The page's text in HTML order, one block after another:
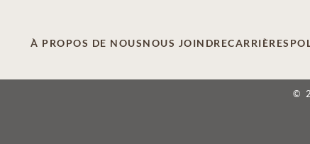
À PROPOS DE NOUSNOUS JOINDRECARRIÈRES
©